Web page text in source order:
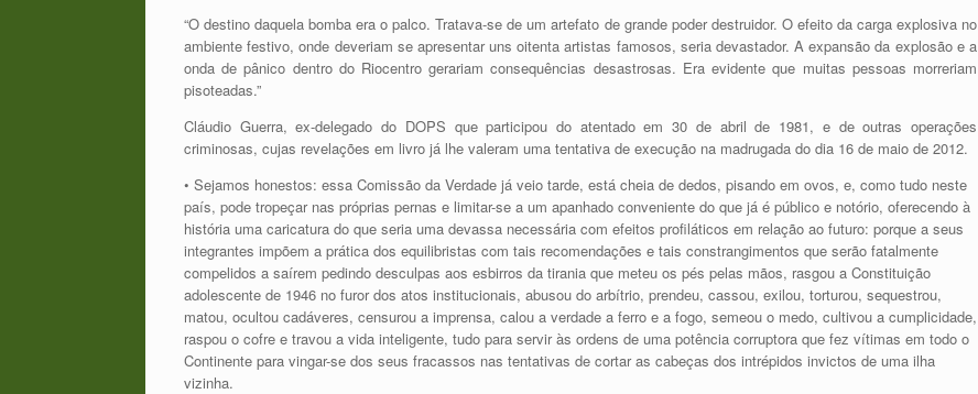
“O destino daquela bomba era o palco. Tratava-se de um artefato de grande poder destruidor. O efeito da carga explosiva no
ambiente festivo, onde deveriam se apresentar uns oitenta artistas famosos, seria devastador. A expansão da explosão e a
onda de pânico dentro do Riocentro gerariam consequências desastrosas. Era evidente que muitas pessoas morreriam
pisoteadas.”
Cláudio Guerra, ex-delegado do DOPS que participou do atentado em 30 de abril de 1981, e de outras operações
criminosas, cujas revelações em livro já lhe valeram uma tentativa de execução na madrugada do dia 16 de maio de 2012.
• Sejamos honestos: essa Comissão da Verdade já veio tarde, está cheia de dedos, pisando em ovos, e, como tudo neste
país, pode tropeçar nas próprias pernas e limitar-se a um apanhado conveniente do que já é público e notório, oferecendo à
história uma caricatura do que seria uma devassa necessária com efeitos profiláticos em relação ao futuro: porque a seus
integrantes impõem a prática dos equilibristas com tais recomendações e tais constrangimentos que serão fatalmente
compelidos a saírem pedindo desculpas aos esbirros da tirania que meteu os pés pelas mãos, rasgou a Constituição
adolescente de 1946 no furor dos atos institucionais, abusou do arbítrio, prendeu, cassou, exilou, torturou, sequestrou,
matou, ocultou cadáveres, censurou a imprensa, calou a verdade a ferro e a fogo, semeou o medo, cultivou a cumplicidade,
raspou o cofre e travou a vida inteligente, tudo para servir às ordens de uma potência corruptora que fez vítimas em todo o
Continente para vingar-se dos seus fracassos nas tentativas de cortar as cabeças dos intrépidos invictos de uma ilha
vizinha.